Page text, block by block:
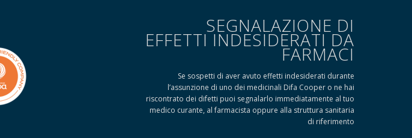
SEGNALAZIONE DI
EFFETTI INDESIDERATI DA
FARMACI
Se sospetti di aver avuto effetti indesiderati durante
l’assunzione di uno dei medicinali Difa Cooper o ne hai
riscontrato dei difetti puoi segnalarlo immediatamente al tuo
medico curante, al farmacista oppure alla struttura sanitaria
di riferimento